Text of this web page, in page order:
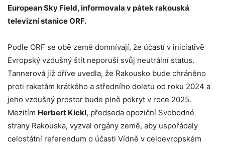
European Sky Field, informovala v pátek rakouská
televizní stanice ORF.
Podle ORF se obě země domnívají, že účastí v iniciativě
Evropský vzdušný štít neporuší svůj neutrální status.
Tannerová již dříve uvedla, že Rakousko bude chráněno
proti raketám krátkého a středního doletu od roku 2024 a
jeho vzdušný prostor bude plně pokryt v roce 2025.
Mezitím Herbert Kickl, předseda opoziční Svobodné
strany Rakouska, vyzval orgány země, aby uspořádaly
celostátní referendum o účasti Vídně v celoevropském